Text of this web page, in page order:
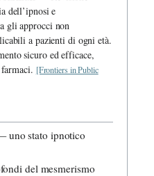
dell’ipnosi e
gli approcci non
a pazienti di ogni età.
sicuro ed efficace,
[Frontiers in Public
uno stato ipnotico
del mesmerismo